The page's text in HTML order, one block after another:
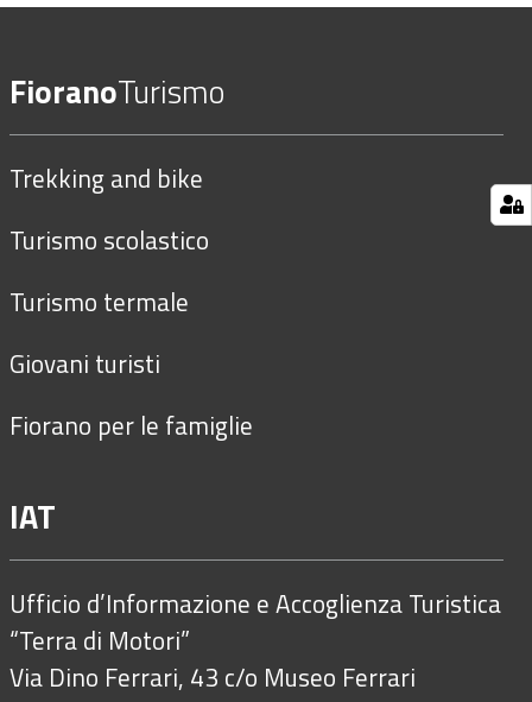
FioranoTurismo
Trekking and bike
Turismo scolastico
Turismo termale
Giovani turisti
Fiorano per le famiglie
IAT
Ufficio d’Informazione e Accoglienza Turistica
“Terra di Motori”
Via Dino Ferrari, 43 c/o Museo Ferrari